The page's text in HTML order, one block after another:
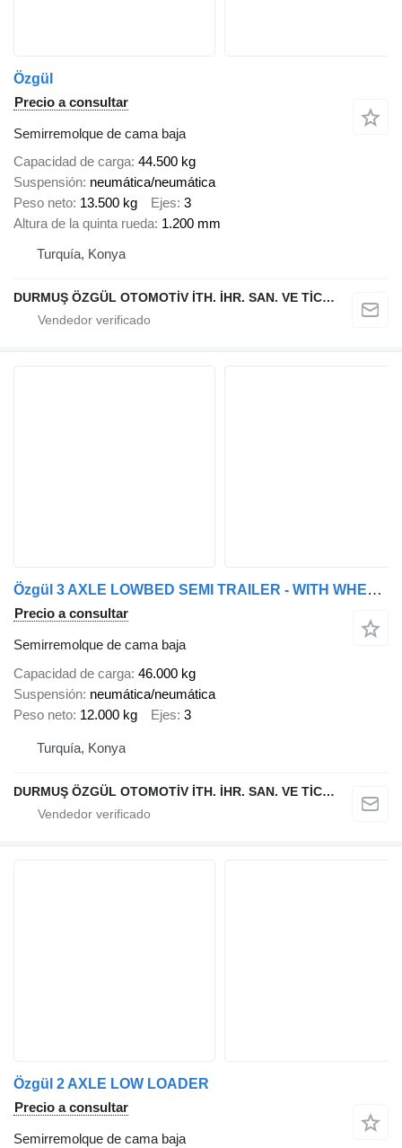
Özgül
Precio a consultar
Semirremolque de cama baja
Capacidad de carga 44.500 kg
Suspensión neumática/neumática
Peso neto 13.500 kg Ejes 3
Altura de la quinta rueda 1.200 mm
Turquía, Konya
DURMUŞ ÖZGÜL OTOMOTİV İTH. İHR. SAN. VE TİC. A.Ş
Özgül 3 AXLE LOWBED SEMI TRAILER - WITH WHEEL RECESSES AND EXTENDABLE
Precio a consultar
Semirremolque de cama baja
Capacidad de carga 46.000 kg
Suspensión neumática/neumática
Peso neto 12.000 kg Ejes 3
Turquía, Konya
DURMUŞ ÖZGÜL OTOMOTİV İTH. İHR. SAN. VE TİC. A.Ş
Özgül 2 AXLE LOW LOADER
Precio a consultar
Semirremolque de cama baja